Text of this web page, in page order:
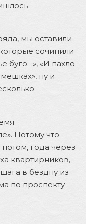
мы оставили
сочинили
буго…», «И пахло
ну и
Потому что
года через
квартирников,
в бездну из
по проспекту